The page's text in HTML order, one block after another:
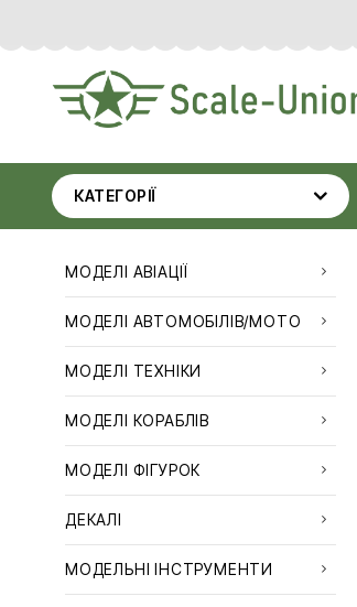
КАТЕГОРІЇ
МОДЕЛІ АВІАЦІЇ
МОДЕЛІ АВТОМОБІЛІВ/МОТО
МОДЕЛІ ТЕХНІКИ
МОДЕЛІ КОРАБЛІВ
МОДЕЛІ ФІГУРОК
ДЕКАЛІ
МОДЕЛЬНІ ІНСТРУМЕНТИ